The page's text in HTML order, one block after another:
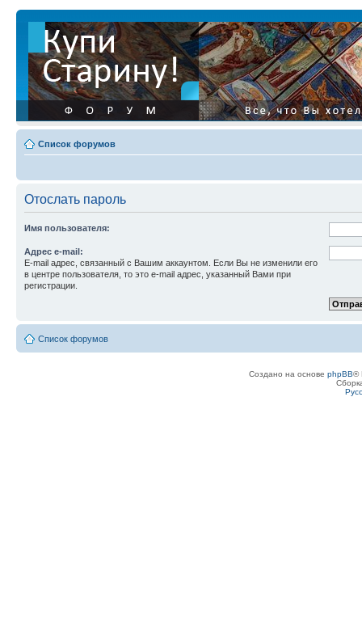
Список форумов
Отослать пароль
Имя пользователя:
Адрес e-mail:
E-mail адрес, связанный с Вашим аккаунтом. Если Вы не изменили его
в центре пользователя, то это e-mail адрес, указанный Вами при
регистрации.
Список форумов
Создано на основе phpBB®